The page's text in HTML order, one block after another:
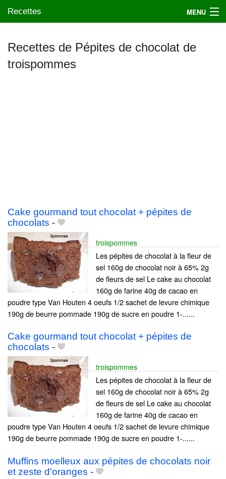
Recettes MENU
Mes blogs préférés
Recettes de Pépites de chocolat de
troispommes
Cake gourmand tout chocolat + pépites de
chocolats -
troispommes
Les pépites de chocolat à la fleur de
sel 160g de chocolat noir à 65% 2g
de fleurs de sel Le cake au chocolat
160g de farine 40g de cacao en
poudre type Van Houten 4 oeufs 1/2 sachet de levure chimique
190g de beurre pommade 190g de sucre en poudre 1-......
Cake gourmand tout chocolat + pépites de
chocolats -
troispommes
Les pépites de chocolat à la fleur de
sel 160g de chocolat noir à 65% 2g
de fleurs de sel Le cake au chocolat
160g de farine 40g de cacao en
poudre type Van Houten 4 oeufs 1/2 sachet de levure chimique
190g de beurre pommade 190g de sucre en poudre 1-......
Muffins moelleux aux pépites de chocolats noir
et zeste d'oranges -